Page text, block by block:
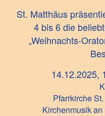
St. Matthäus
4 bis 6 die
„Weihnachts-
14.12.2025,
Pfarrkirche
Kirchenmusik